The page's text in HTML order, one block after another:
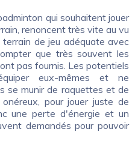
qui souhaitent jouer
renoncent très vite au vu
de jeu adéquate avec
que très souvent les
pas fournis. Les potentiels
eux-mêmes et ne
se munir de raquettes et de
pour jouer juste de
une perte d'énergie et un
demandés pour pouvoir